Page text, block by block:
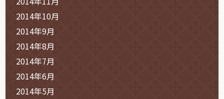
2014年10月
2014年9月
2014年8月
2014年7月
2014年6月
2014年5月